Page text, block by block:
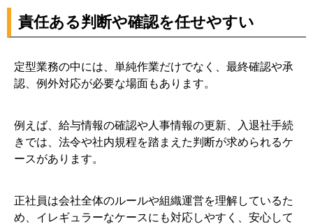
責任ある判断や確認を任せやすい
定型業務の中には、単純作業だけでなく、最終確認や承
認、例外対応が必要な場面もあります。
例えば、給与情報の確認や人事情報の更新、入退社手続
きでは、法令や社内規程を踏まえた判断が求められるケ
ースがあります。
正社員は会社全体のルールや組織運営を理解しているた
め、イレギュラーなケースにも対応しやすく、安心して